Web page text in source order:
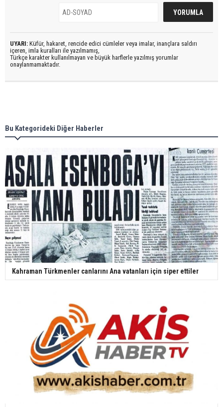
UYARI: Küfür, hakaret, rencide edici cümleler veya imalar, inançlara saldırı
içeren, imla kuralları ile yazılmamış,
Türkçe karakter kullanılmayan ve büyük harflerle yazılmış yorumlar
onaylanmamaktadır.
Bu Kategorideki Diğer Haberler
Kahraman Türkmenler canlarını Ana vatanları için siper ettiler